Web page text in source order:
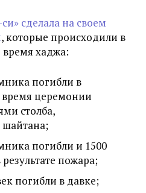
сделала на своем
, которые происходили в
хаджа:
погибли в
время церемонии
столба,
погибли и 1500
пожара;
погибли в давке;